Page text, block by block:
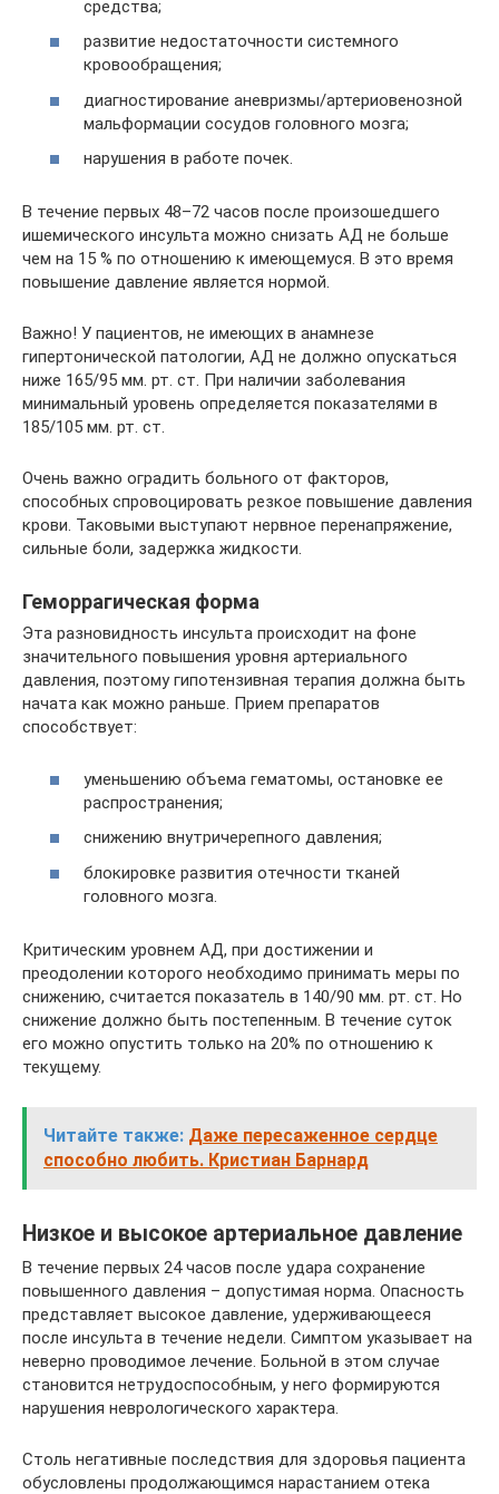
средства;
развитие недостаточности системного
кровообращения;
диагностирование аневризмы/артериовенозной
мальформации сосудов головного мозга;
нарушения в работе почек.
В течение первых 48–72 часов после произошедшего
ишемического инсульта можно снизать АД не больше
чем на 15 % по отношению к имеющемуся. В это время
повышение давление является нормой.
Важно! У пациентов, не имеющих в анамнезе
гипертонической патологии, АД не должно опускаться
ниже 165/95 мм. рт. ст. При наличии заболевания
минимальный уровень определяется показателями в
185/105 мм. рт. ст.
Очень важно оградить больного от факторов,
способных спровоцировать резкое повышение давления
крови. Таковыми выступают нервное перенапряжение,
сильные боли, задержка жидкости.
Геморрагическая форма
Эта разновидность инсульта происходит на фоне
значительного повышения уровня артериального
давления, поэтому гипотензивная терапия должна быть
начата как можно раньше. Прием препаратов
способствует:
уменьшению объема гематомы, остановке ее
распространения;
снижению внутричерепного давления;
блокировке развития отечности тканей
головного мозга.
Критическим уровнем АД, при достижении и
преодолении которого необходимо принимать меры по
снижению, считается показатель в 140/90 мм. рт. ст. Но
снижение должно быть постепенным. В течение суток
его можно опустить только на 20% по отношению к
текущему.
Читайте также: Даже пересаженное сердце
способно любить. Кристиан Барнард
Низкое и высокое артериальное давление
В течение первых 24 часов после удара сохранение
повышенного давления – допустимая норма. Опасность
представляет высокое давление, удерживающееся
после инсульта в течение недели. Симптом указывает на
неверно проводимое лечение. Больной в этом случае
становится нетрудоспособным, у него формируются
нарушения неврологического характера.
Столь негативные последствия для здоровья пациента
обусловлены продолжающимся нарастанием отека